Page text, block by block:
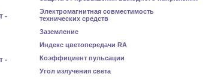
Электромагнитная совместимость
технических средств
Заземление
Индекс цветопередачи RA
Коэффициент пульсации
Угол излучения света